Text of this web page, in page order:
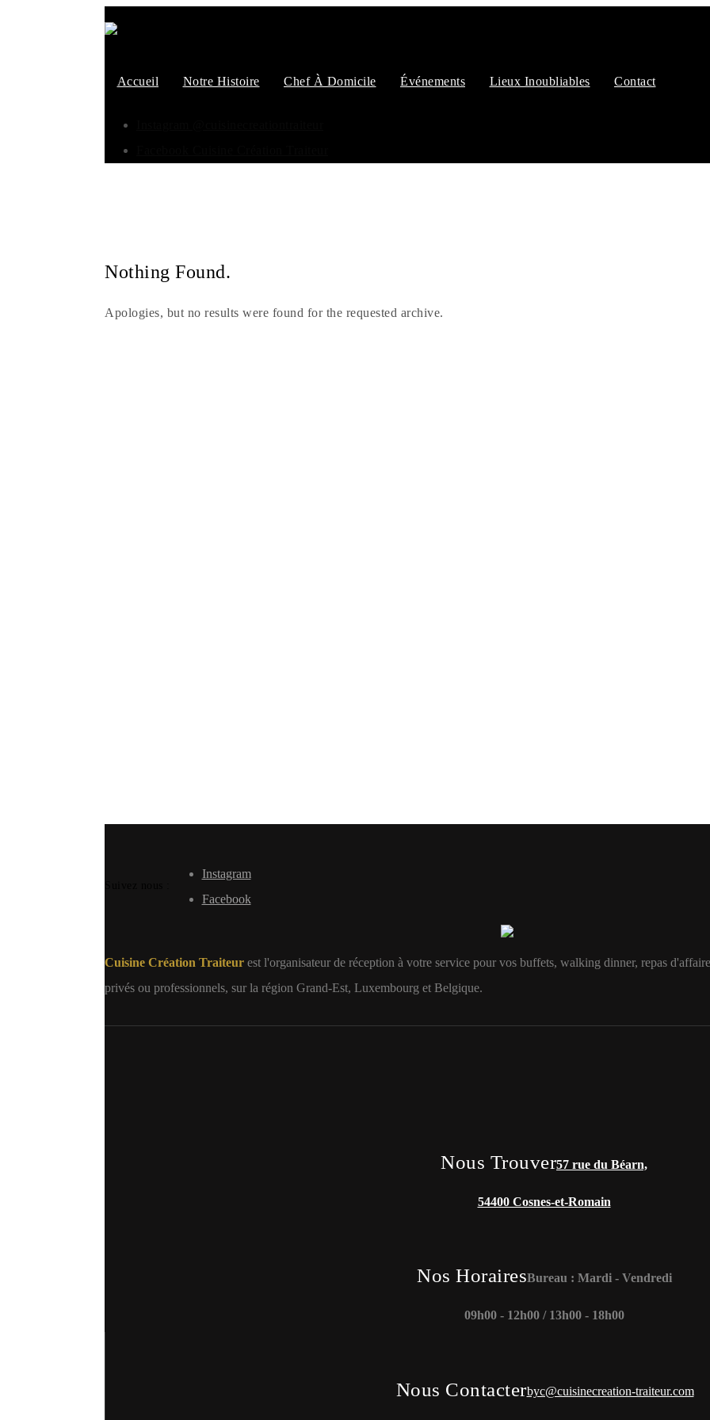
Accueil Notre Histoire Chef À Domicile Événements Lieux Inoubliables Contact
Nothing Found.
Apologies, but no results were found for the requested archive.
Instagram
Facebook
Cuisine Création Traiteur est l'organisateur de réception à votre service pour vos buffets, walking dinner, repas
privés ou professionnels, sur la région Grand-Est, Luxembourg et Belgique.
Nous Trouver57 rue du Béarn,
54400 Cosnes-et-Romain
Nos HorairesBureau : Mardi - Vendredi
09h00 - 12h00 / 13h00 - 18h00
Nous Contacterbyc@cuisinecreation-traiteur.com